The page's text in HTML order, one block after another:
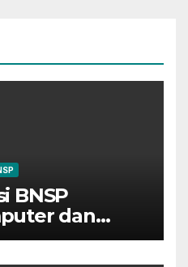
BNSP
dan
di Bekasi